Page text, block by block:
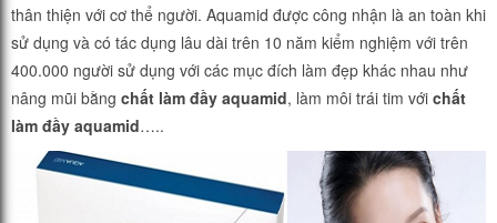
thân thiện với cơ thể người. Aquamid được công nhận là an toàn khi
sử dụng và có tác dụng lâu dài trên 10 năm kiểm nghiệm với trên
400.000 người sử dụng với các mục đích làm đẹp khác nhau như
nâng mũi bằng chất làm đầy aquamid, làm môi trái tim với chất
làm đầy aquamid…..